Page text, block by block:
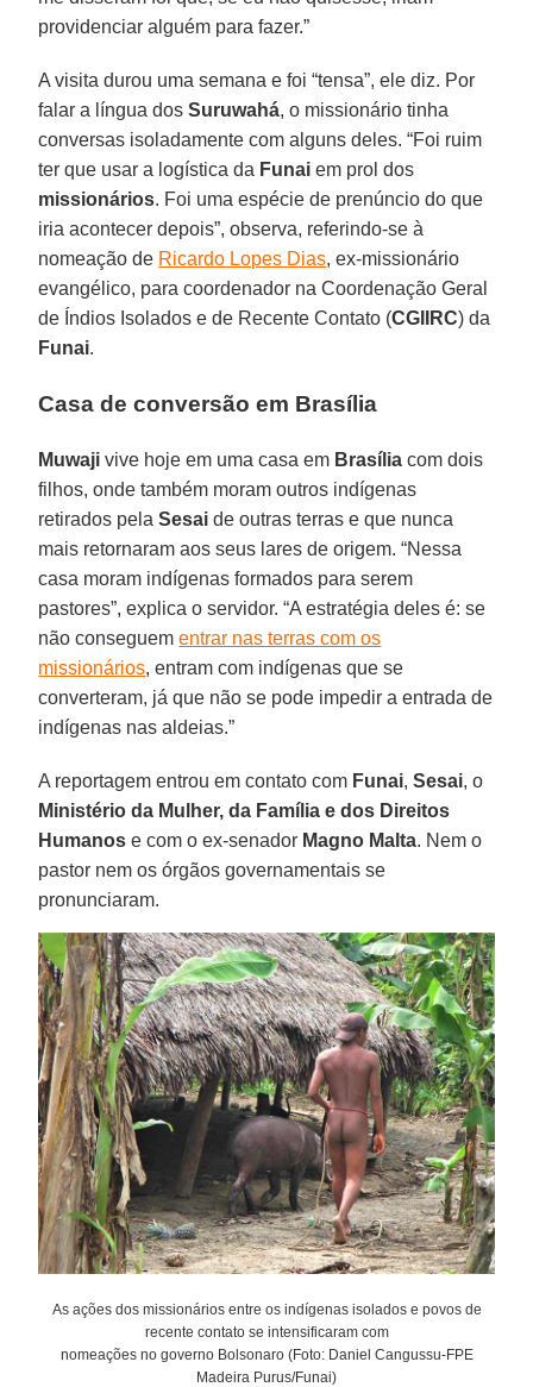
providenciar alguém para fazer.”
A visita durou uma semana e foi “tensa”, ele diz. Por
falar a língua dosSuruwahá, o missionário tinha
conversas isoladamente com alguns deles. “Foi ruim
ter que usar a logística da Funai em prol dos
missionários. Foi uma espécie de prenúncio do que
iria acontecer depois”, observa, referindo-se à
nomeação de Ricardo Lopes Dias, ex-missionário
evangélico, para coordenador na Coordenação Geral
de Índios Isolados e de Recente Contato (CGIIRC) da
Funai.
Casa de conversão em Brasília
Muwaji vive hoje em uma casa em Brasília com dois
filhos, onde também moram outros indígenas
retirados pelaSesai de outras terras e que nunca
mais retornaram aos seus lares de origem. “Nessa
casa moram indígenas formados para serem
pastores”, explica o servidor. “A estratégia deles é: se
não conseguementrar nas terras com os
missionários, entram com indígenas que se
converteram, já que não se pode impedir a entrada de
indígenas nas aldeias.”
A reportagem entrou em contato com Funai,Sesai, o
Ministério da Mulher, da Família e dos Direitos
Humanos e com o ex-senador Magno Malta. Nem o
pastor nem os órgãos governamentais se
pronunciaram.
As ações dos missionários entre os indígenas isolados e povos de
recente contato se intensificaram com
nomeações no governo Bolsonaro (Foto: Daniel Cangussu-FPE
Madeira Purus/Funai)